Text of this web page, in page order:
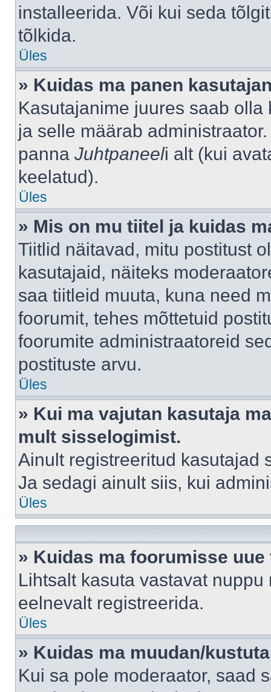
installeerida. Või kui seda
tõlkida.
Üles
» Kuidas ma panen
Kasutajanime juures saab
ja selle määrab
panna Juhtpaneeli alt (kui
keelatud).
Üles
» Mis on mu tiitel ja kuidas
Tiitlid näitavad, mitu postitust
kasutajaid, näiteks
saa tiitleid muuta, kuna need
foorumit, tehes mõttetuid
foorumite administraatoreid
postituste arvu.
Üles
» Kui ma vajutan kasutaja
mult sisselogimist.
Ainult registreeritud kasutajad
Ja sedagi ainult siis, kui
Üles
» Kuidas ma foorumisse uue
Lihtsalt kasuta vastavat
eelnevalt registreerida.
Üles
» Kuidas ma muudan/
Kui sa pole moderaator, saad